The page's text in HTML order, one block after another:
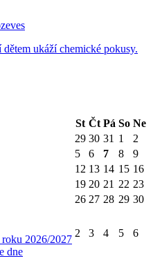
ukáží chemické pokusy.
St Čt Pá So Ne
29 30 31 1
2
5 6 7 8
9
12 13 14 15 16
19 20 21 22 23
26 27 28 29 30
2026/2027
dne
2 3 4 5 6